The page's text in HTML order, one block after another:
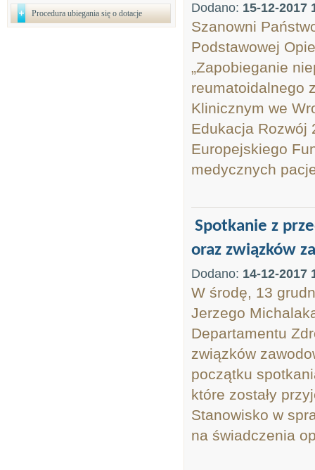
Procedura ubiegania się o dotacje Dodano: 15-12-2017
Szanowni
Podstawowej
„Zapobieganie
reumatoidalnego
Klinicznym we
Edukacja Rozwój
Europejskiego
medycznych
Spotkanie z
oraz związków
Dodano: 14-12-2017
W środę, 13
Jerzego
Departamentu
związków
początku
które zostały
Stanowisko w
na świadczenia